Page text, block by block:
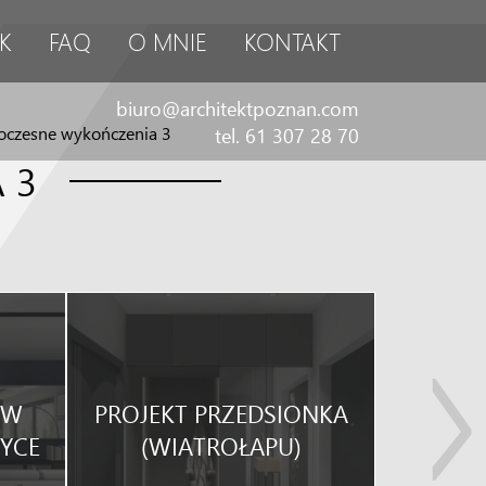
FAQ O MNIE KONTAKT
biuro@architektpoznan.com
tel. 61 307 28 70
wykończenia 3
3
PROJEKT PRZEDSIONKA
(WIATROŁAPU)